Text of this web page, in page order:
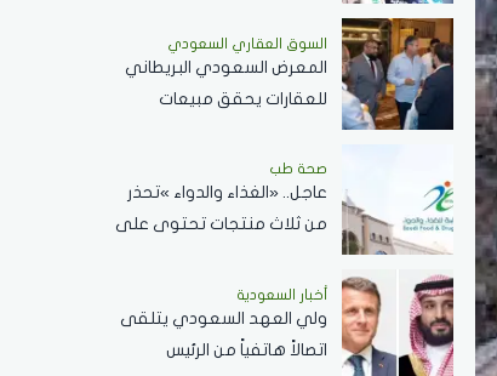
الاقتصاد العالمي
السوق العقاري السعودي
المعرض السعودي البريطاني
للعقارات يحقق مبيعات
ريال سعودي
صحة طب
عاجل.. «الغذاء والدواء »تحذر
من ثلاث منتجات تحتوى على
أخبار السعودية
ولي العهد السعودي يتلقى
اتصالاً هاتفياً من الرئيس